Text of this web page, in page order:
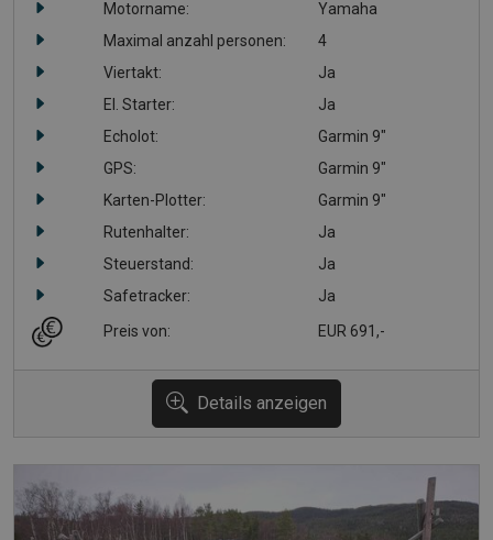
Motorname:
Yamaha
Maximal anzahl personen:
4
Viertakt:
Ja
El. Starter:
Ja
Echolot:
Garmin 9"
GPS:
Garmin 9"
Karten-Plotter:
Garmin 9"
Rutenhalter:
Ja
Steuerstand:
Ja
Safetracker:
Ja
Preis von: EUR 691,-
Details anzeigen